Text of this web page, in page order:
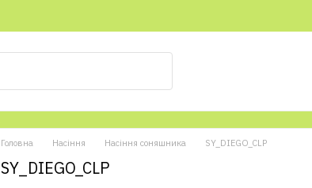
Головна Насіння Насіння соняшника SY_DIEGO_CLP
SY_DIEGO_CLP